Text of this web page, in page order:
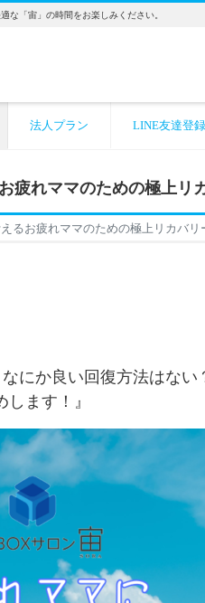
な「宙」の時間をお楽しみください。
法人プラン LINE友達登録
疲れママのための極上リ
るお疲れママのための極上リカバリ
にか良い回復方法はない
ます！』